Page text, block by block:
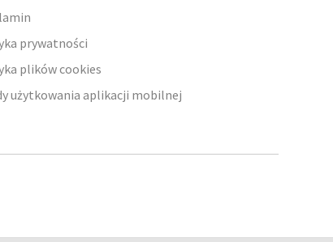
prywatności
plików cookies
użytkowania aplikacji mobilnej